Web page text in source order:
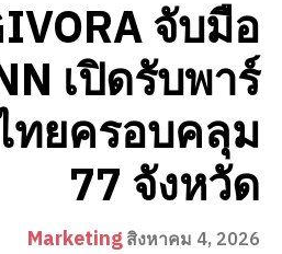
จับมือ
เปิดรับพาร์
ทยครอบคลุม
77 จังหวัด
Marketingสิงหาคม 4, 2026